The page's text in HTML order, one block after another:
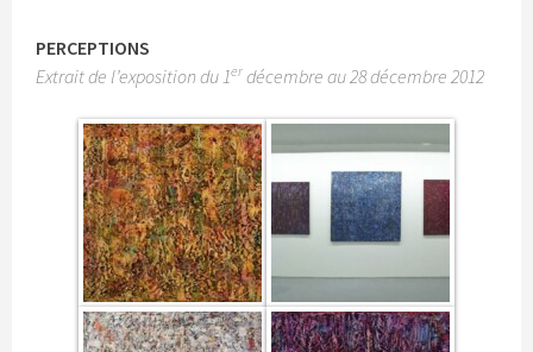
PERCEPTIONS
Extrait de l’exposition du 1er décembre au 28 décembre 2012